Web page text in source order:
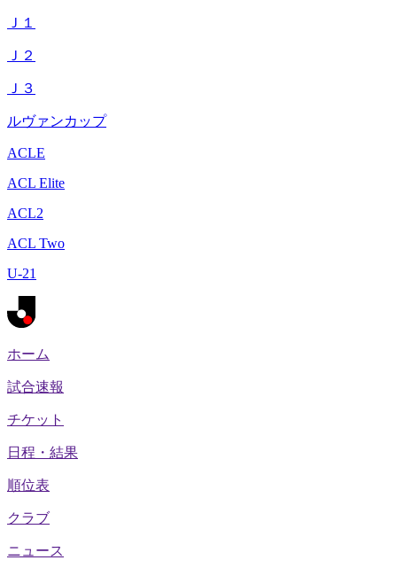
Ｊ１
Ｊ２
Ｊ３
ルヴァンカップ
ACLE
ACL Elite
ACL2
ACL Two
U-21
ホーム
試合速報
チケット
日程・結果
順位表
クラブ
ニュース